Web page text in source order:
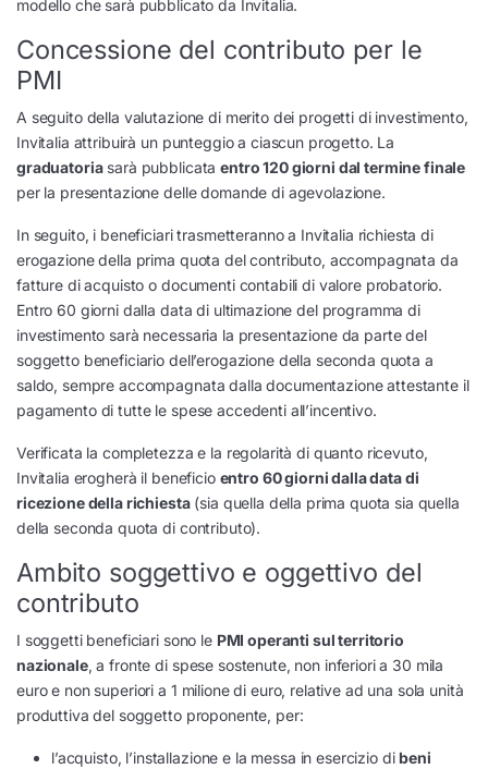
modello che sarà pubblicato da Invitalia.
Concessione del contributo per le
PMI
A seguito della valutazione di merito dei progetti di investimento,
Invitalia attribuirà un punteggio a ciascun progetto. La
graduatoriasarà pubblicataentro 120 giorni dal termine finale
per la presentazione delle domande di agevolazione.
In seguito, i beneficiari trasmetteranno a Invitalia richiesta di
erogazione della prima quota del contributo, accompagnata da
fatture di acquisto o documenti contabili di valore probatorio.
Entro 60 giorni dalla data di ultimazione del programma di
investimento sarà necessaria la presentazione da parte del
soggetto beneficiario dell’erogazione della seconda quota a
saldo, sempre accompagnata dalla documentazione attestante il
pagamento di tutte le spese accedenti all’incentivo.
Verificata la completezza e la regolarità di quanto ricevuto,
Invitalia erogherà il beneficio entro 60 giorni dalla data di
ricezione della richiesta(sia quella della prima quota sia quella
della seconda quota di contributo).
Ambito soggettivo e oggettivo del
contributo
I soggetti beneficiari sono le PMI operanti sul territorio
nazionale, a fronte di spese sostenute, non inferiori a 30 mila
euro e non superiori a 1 milione di euro, relative ad una sola unità
produttiva del soggetto proponente, per:
l’acquisto, l’installazione e la messa in esercizio dibeni